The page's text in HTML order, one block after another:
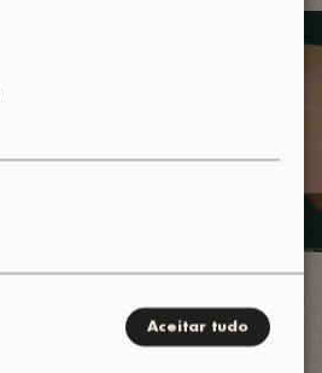
Aceitar tudo